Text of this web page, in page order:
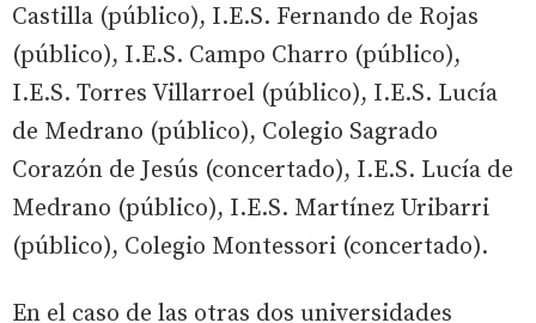
Castilla (público), I.E.S. Fernando de Rojas
(público), I.E.S. Campo Charro (público),
I.E.S. Torres Villarroel (público), I.E.S. Lucía
de Medrano (público), Colegio Sagrado
Corazón de Jesús (concertado), I.E.S. Lucía de
Medrano (público), I.E.S. Martínez Uribarri
(público), Colegio Montessori (concertado).
En el caso de las otras dos universidades